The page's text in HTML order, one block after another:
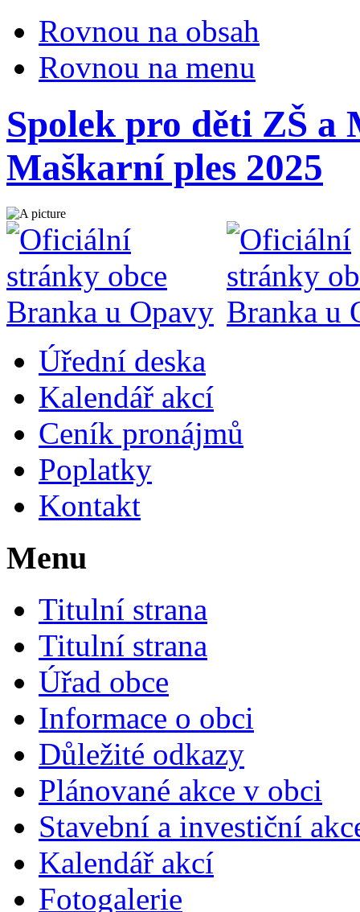
Rovnou na obsah
Rovnou na menu
Spolek pro děti ZŠ a
Maškarní ples 2025
Úřední deska
Kalendář akcí
Ceník pronájmů
Poplatky
Kontakt
Menu
Titulní strana
Titulní strana
Úřad obce
Informace o obci
Důležité odkazy
Plánované akce v obci
Stavební a investiční
Kalendář akcí
Fotogalerie